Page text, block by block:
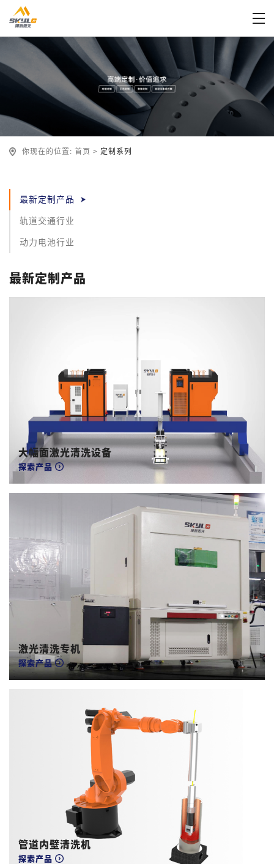
你现在的位置:首页 > 定制系列
最新定制产品
轨道交通行业
动力电池行业
最新定制产品
大幅面激光清洗设备
探索产品
激光清洗专机
探索产品
管道内壁清洗机
探索产品